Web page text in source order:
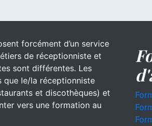
forcément d’un service
de réceptionniste et
sont différentes. Les
que le/la réceptionniste
et discothèques) et
vers une formation au